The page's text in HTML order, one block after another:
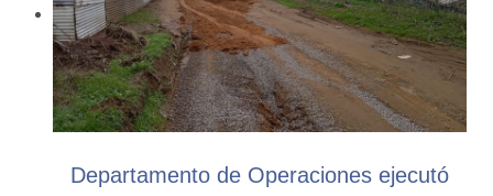
Departamento de Operaciones ejecutó